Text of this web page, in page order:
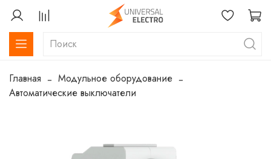
Главная
Модульное оборудование
Автоматические выключатели